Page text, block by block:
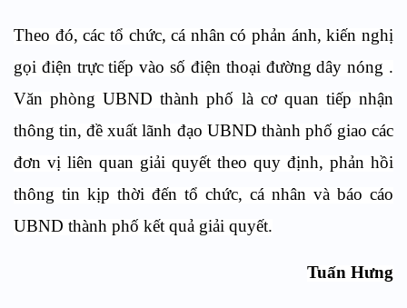
Theo đó, các tổ chức, cá nhân có phản ánh, kiến nghị
gọi điện trực tiếp vào số điện thoại đường dây nóng .
Văn phòng UBND thành phố là cơ quan tiếp nhận
thông tin, đề xuất lãnh đạo UBND thành phố giao các
đơn vị liên quan giải quyết theo quy định, phản hồi
thông tin kịp thời đến tổ chức, cá nhân và báo cáo
UBND thành phố kết quả giải quyết.
Tuấn Hưng